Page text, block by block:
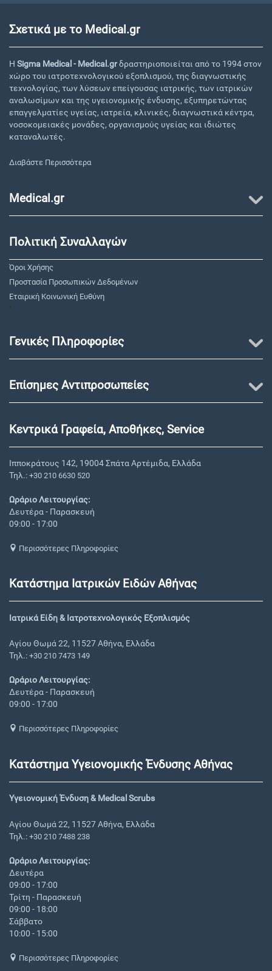
Σχετικά με το Medical.gr
Η Sigma Medical - Medical.grδραστηριοποιείται από το 1994 στον
χώρο του ιατροτεχνολογικού εξοπλισμού, της διαγνωστικής
τεχνολογίας, των λύσεων επείγουσας ιατρικής, των ιατρικών
αναλωσίμων και της υγειονομικής ένδυσης, εξυπηρετώντας
επαγγελματίες υγείας, ιατρεία, κλινικές, διαγνωστικά κέντρα,
νοσοκομειακές μονάδες, οργανισμούς υγείας και ιδιώτες
καταναλωτές.
Διαβάστε Περισσότερα
Medical.gr
Πολιτική Συναλλαγών
Όροι Χρήσης
Προστασία Προσωπικών Δεδομένων
Εταιρική Κοινωνική Ευθύνη
"
Γενικές Πληροφορίες
Επίσημες Αντιπροσωπείες
Κεντρικά Γραφεία, Αποθήκες, Service
Ιπποκράτους 142, 19004 Σπάτα Αρτέμιδα, Ελλάδα
Τηλ.: +30 210 6630 520
Ωράριο Λειτουργίας:
Δευτέρα - Παρασκευή
09:00 - 17:00
Περισσότερες Πληροφορίες
Κατάστημα Ιατρικών Ειδών Αθήνας
Ιατρικά Είδη & Ιατροτεχνολογικός Εξοπλισμός
Αγίου Θωμά 22, 11527 Αθήνα, Ελλάδα
Τηλ.: +30 210 7473 149
Ωράριο Λειτουργίας:
Δευτέρα - Παρασκευή
09:00 - 17:00
Περισσότερες Πληροφορίες
Κατάστημα Υγειονομικής Ένδυσης Αθήνας
Υγειονομική Ένδυση & Medical Scrubs
Αγίου Θωμά 22, 11527 Αθήνα, Ελλάδα
Τηλ.: +30 210 7488 238
Ωράριο Λειτουργίας:
Δευτέρα
09:00 - 17:00
Τρίτη - Παρασκευή
09:00 - 18:00
Σάββατο
10:00 - 15:00
Περισσότερες Πληροφορίες